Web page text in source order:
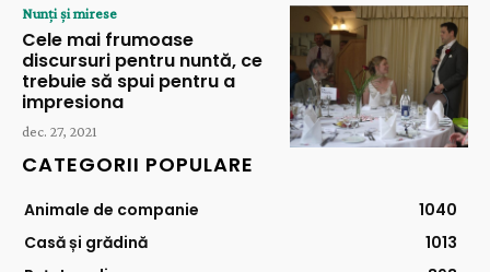
Nunți și mirese
Cele mai frumoase
discursuri pentru nuntă, ce
trebuie să spui pentru a
impresiona
dec. 27, 2021
CATEGORII POPULARE
Animale de companie
1040
Casă și grădină
1013